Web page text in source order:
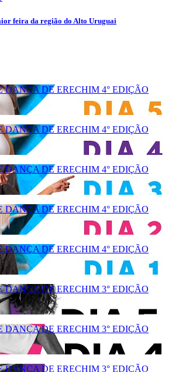
feira da região do Alto Uruguai
DANÇA DE ERECHIM 4° EDIÇÃO
DANÇA DE ERECHIM 4° EDIÇÃO
DANÇA DE ERECHIM 4° EDIÇÃO
DANÇA DE ERECHIM 4° EDIÇÃO
DANÇA DE ERECHIM 4° EDIÇÃO
DANÇA DE ERECHIM 3° EDIÇÃO
DANÇA DE ERECHIM 3° EDIÇÃO
DANÇA DE ERECHIM 3° EDIÇÃO